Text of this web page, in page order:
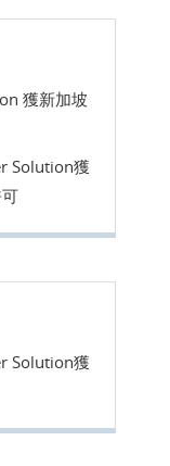
獲新加坡
Solution獲
Solution獲